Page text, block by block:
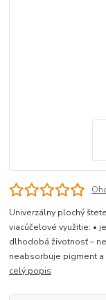
Univerzálny plochý
viacúčelové využitie: •
dlhodobá životnosť –
neabsorbuje pigment a
celý popis